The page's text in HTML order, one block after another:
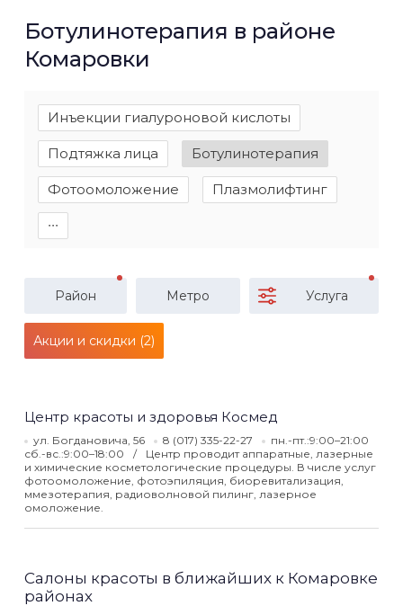
Ботулинотерапия в районе
Комаровки
Инъекции гиалуроновой кислоты
Подтяжка лица Ботулинотерапия
Фотоомоложение Плазмолифтинг
∙∙∙
Район Метро Услуга
Акции и скидки (2)
Центр красоты и здоровья Космед
ул. Богдановича, 56 8 (017) 335-22-27
пн.-пт.:9:00–21:00
сб.-вс.:9:00–18:00
Центр проводит аппаратные, лазерные
и химические косметологические процедуры. В числе услуг
фотоомоложение, фотоэпиляция, биоревитализация,
ммезотерапия, радиоволновой пилинг, лазерное
омоложение.
Салоны красоты в ближайших к Комаровке
районах